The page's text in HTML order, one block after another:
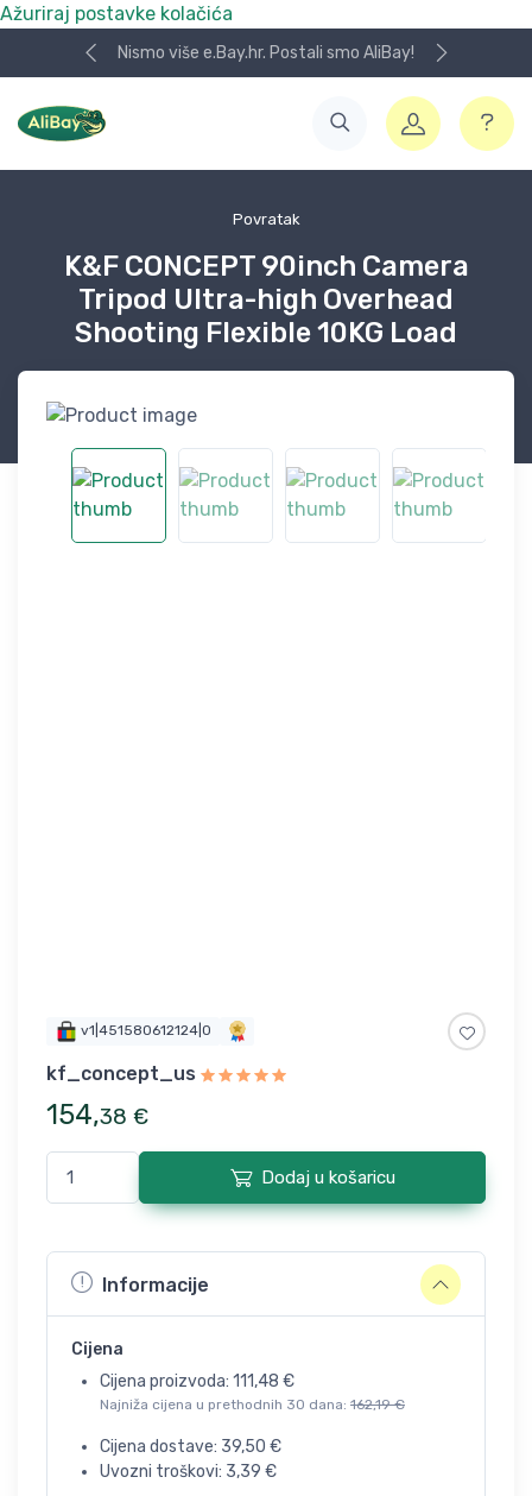
Ažuriraj postavke kolačića
Nismo više e.Bay.hr. Postali smo AliBay!
Povratak
K&F CONCEPT 90inch Camera
Tripod Ultra-high Overhead
Shooting Flexible 10KG Load
v1|451580612124|0
kf_concept_us
154,38 €
Dodaj u košaricu
Informacije
Cijena
Cijena proizvoda: 111,48 €
Najniža cijena u prethodnih 30 dana: 162,19 €
Cijena dostave: 39,50 €
Uvozni troškovi: 3,39 €